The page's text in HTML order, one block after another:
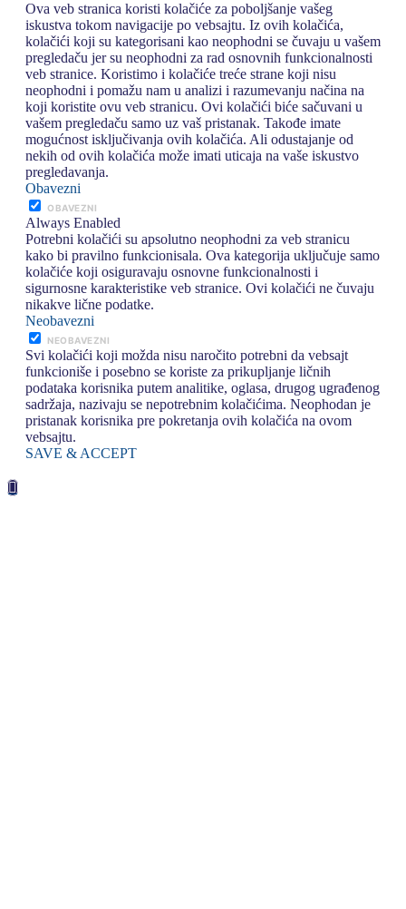
Ova veb stranica koristi kolačiće za poboljšanje vašeg
iskustva tokom navigacije po vebsajtu. Iz ovih kolačića,
kolačići koji su kategorisani kao neophodni se čuvaju u vašem
pregledaču jer su neophodni za rad osnovnih funkcionalnosti
veb stranice. Koristimo i kolačiće treće strane koji nisu
neophodni i pomažu nam u analizi i razumevanju načina na
koji koristite ovu veb stranicu. Ovi kolačići biće sačuvani u
vašem pregledaču samo uz vaš pristanak. Takođe imate
mogućnost isključivanja ovih kolačića. Ali odustajanje od
nekih od ovih kolačića može imati uticaja na vaše iskustvo
pregledavanja.
Obavezni
OBAVEZNI
Always Enabled
Potrebni kolačići su apsolutno neophodni za veb stranicu
kako bi pravilno funkcionisala. Ova kategorija uključuje samo
kolačiće koji osiguravaju osnovne funkcionalnosti i
sigurnosne karakteristike veb stranice. Ovi kolačići ne čuvaju
nikakve lične podatke.
Neobavezni
NEOBAVEZNI
Svi kolačići koji možda nisu naročito potrebni da vebsajt
funkcioniše i posebno se koriste za prikupljanje ličnih
podataka korisnika putem analitike, oglasa, drugog ugrađenog
sadržaja, nazivaju se nepotrebnim kolačićima. Neophodan je
pristanak korisnika pre pokretanja ovih kolačića na ovom
vebsajtu.
SAVE & ACCEPT